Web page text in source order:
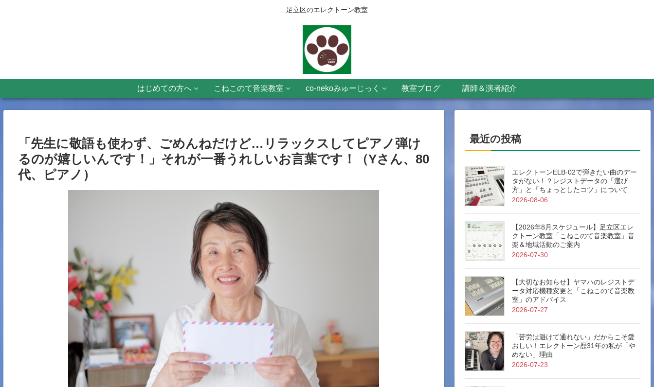
足立区のエレクトーン教室
はじめての方へ こねこのて音楽教室 co-nekoみゅーじっく 教室ブログ 講師＆演者紹介
「先生に敬語も使わず、ごめんねだけど…リラックスしてピアノ弾け
るのが嬉しいんです！」それが一番うれしいお言葉です！（Yさん、80
代、ピアノ）
最近の投稿
エレクトーンELB-02で弾きたい曲のデー
タがない！？レジストデータの「選び
方」と「ちょっとしたコツ」について
2026-08-06
【2026年8月スケジュール】足立区エレ
クトーン教室「こねこのて音楽教室」音
楽＆地域活動のご案内
2026-07-30
【大切なお知らせ】ヤマハのレジストデ
ータ対応機種変更と「こねこのて音楽教
室」のアドバイス
2026-07-27
「苦労は避けて通れない」だからこそ愛
おしい！エレクトーン歴31年の私が「や
めない」理由
2026-07-23